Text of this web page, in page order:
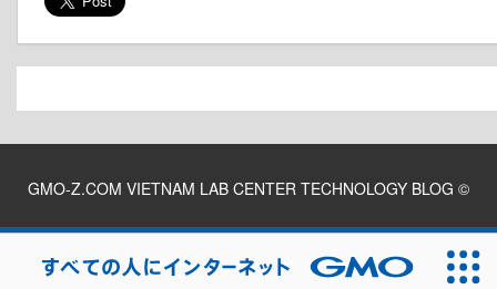
GMO-Z.COM VIETNAM LAB CENTER TECHNOLOGY BLOG ©
2026